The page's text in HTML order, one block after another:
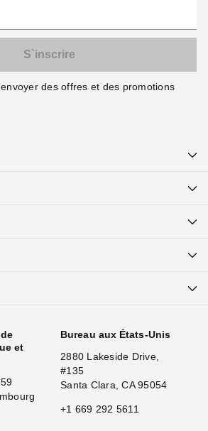
des offres et des promotions
et
Bureau aux États-Unis
2880 Lakeside Drive,
#135
Santa Clara, CA 95054
+1 669 292 5611